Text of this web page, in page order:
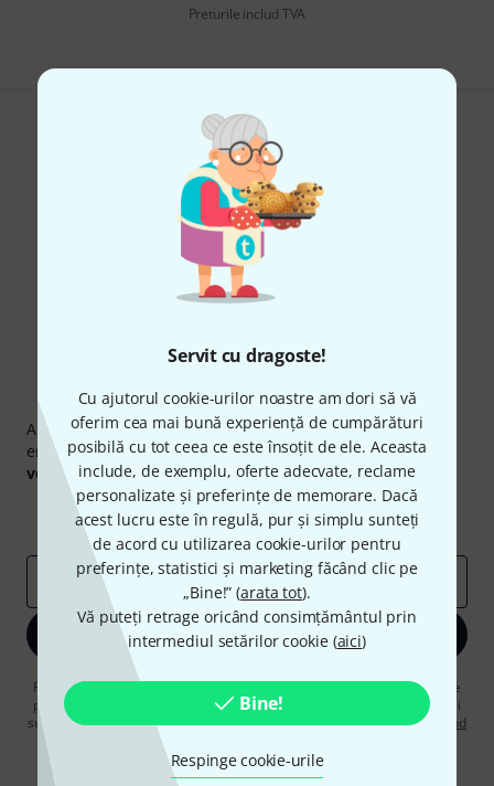
Servit cu dragoste!
Cu ajutorul cookie-urilor noastre am dori să vă
oferim cea mai bună experiență de cumpărături
posibilă cu tot ceea ce este însoțit de ele. Aceasta
include, de exemplu, oferte adecvate, reclame
personalizate și preferințe de memorare. Dacă
acest lucru este în regulă, pur și simplu sunteți
de acord cu utilizarea cookie-urilor pentru
preferințe, statistici și marketing făcând clic pe
„Bine!” (arata tot).
Vă puteți retrage oricând consimțământul prin
intermediul setărilor cookie (aici)
Bine!
Respinge cookie-urile
Preturile includ TVA
Îți place ceea ce vezi?
Share Ajutor și feedback
Newsletter Thomann
Abonați-vă la buletinul informativ Thomann în limba
engleză și, cu puțin noroc, puteți câștiga unul dintre50
vouchereleîn valoare de50 €fiecare!
Contribuții inspiraționale
Oferte
Perspectivele Thomann
adresă de email*
Înscrie-te acum
Făcând clic pe „Înscrie-te acum”, sunteți de acord să primiți publicitate
prin e-mail. Vă puteți dezabona în orice moment. Puteți găsi informații
suplimentare despre buletinul informativ înregulamentul nostru privind
* Necesar